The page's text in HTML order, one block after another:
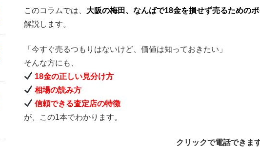
このコラムでは、 大阪の梅田、なんばで18金を損せず売るための
解説します。
「今すぐ売るつもりはないけど、価値は知っておきたい」
そんな方にも、
18金の正しい見分け方
相場の読み方
信頼できる査定店の特徴
が、この1本でわかります。
クリックで電話できま